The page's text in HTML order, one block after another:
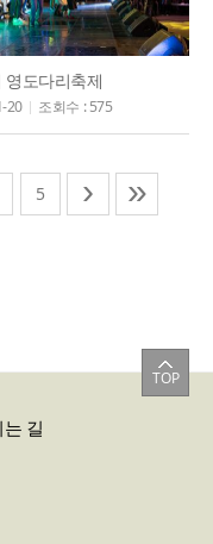
영도다리축제
20 조회수 : 575
5 › »
길
TOP